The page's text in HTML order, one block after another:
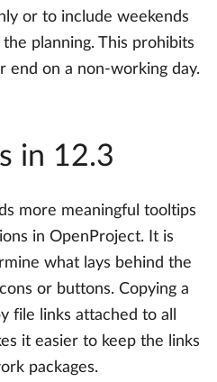
or to include weekends
planning. This prohibits
end on a non-working day.
in 12.3
more meaningful tooltips
in OpenProject. It is
what lays behind the
or buttons. Copying a
file links attached to all
it easier to keep the links
packages.